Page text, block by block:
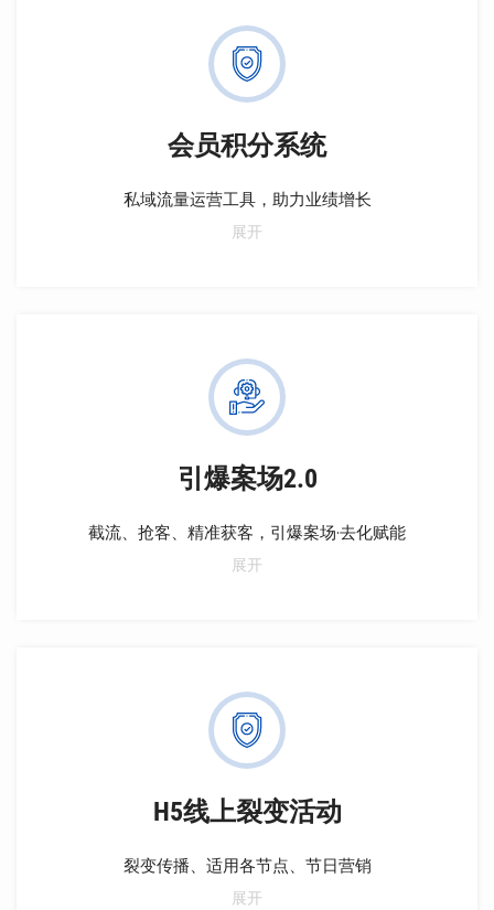
会员积分系统
私域流量运营工具，助力业绩增长
私域流量运营工具，构建私域流量池，积累会员积分，
建新型地产生态圈，统一管理标准，提升品牌忠诚度。
利用大数据分析辅助决策，助力业绩增长。
展开
引爆案场2.0
截流、抢客、精准获客，引爆案场·去化赋能
通过统一平台，实现数据管理和客户池搭建，推进降本
精准沟通。全链路营销，持续互动获客。与私域流量、
案场管理系统无缝对接，实时接收客资提醒，支撑决
策，实现全流程管理、精细化运营。
展开
H5线上裂变活动
裂变传播、适用各节点、节日营销
针对不同营销节点提供创意灵感，紧跟推盘节奏，包括
展开